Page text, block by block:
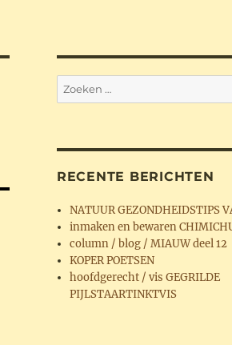
Zoeken
naar:
RECENTE BERICHTEN
NATUUR GEZONDHEIDSTIPS
inmaken en bewaren
column / blog / MIAUW deel 12
KOPER POETSEN
hoofdgerecht / vis GEGRILDE
PIJLSTAARTINKTVIS